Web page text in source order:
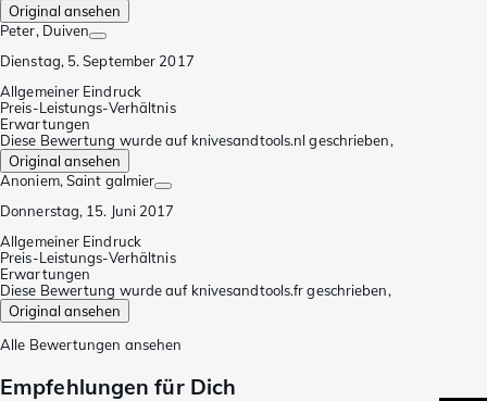
Original ansehen
Peter, Duiven
Dienstag, 5. September 2017
Allgemeiner Eindruck
Preis-Leistungs-Verhältnis
Erwartungen
Diese Bewertung wurde auf knivesandtools.nl geschrieben,
Original ansehen
Anoniem, Saint galmier
Donnerstag, 15. Juni 2017
Allgemeiner Eindruck
Preis-Leistungs-Verhältnis
Erwartungen
Diese Bewertung wurde auf knivesandtools.fr geschrieben,
Original ansehen
Alle Bewertungen ansehen
Empfehlungen für Dich